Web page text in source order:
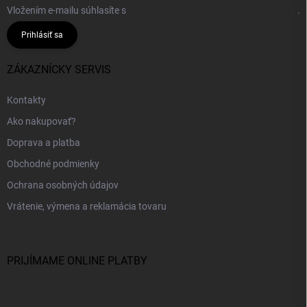
Vložením e-mailu súhlasíte s .
Prihlásiť sa
ZÁKAZNÍCKY SERVIS
Kontakty
Ako nakupovať?
Doprava a platba
Obchodné podmienky
Ochrana osobných údajov
Vrátenie, výmena a reklamácia tovaru
PRIJÍMAME ONLINE PLATBY